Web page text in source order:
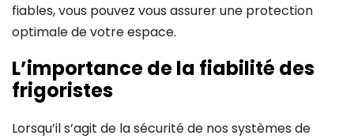
fiables, vous pouvez vous assurer une protection
optimale de votre espace.
L’importance de la fiabilité des
frigoristes
Lorsqu’il s’agit de la sécurité de nos systèmes de